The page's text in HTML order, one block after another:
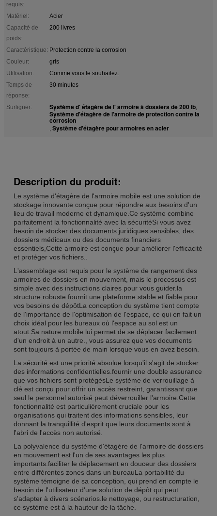
requis:
Matériel:
Acier
Capacité de
poids:
200 livres
Caractéristique: Protection contre la corrosion
Couleur:
gris
Utilisation:
Comme vous le souhaitez.
Temps de
réponse:
30 minutes
Surligner: Système d' étagère de l' armoire à dossiers de 200 lb,
Système d'étagère de l'armoire de protection contre la
corrosion
, Système d'étagère pour armoires en acier
Description du produit:
Le système d'étagère de l'armoire mobile est une solution de
stockage innovante conçue pour répondre aux besoins d'un
lieu de travail moderne et dynamique.Ce système combine
parfaitement la fonctionnalité avec la sécuritéSi vous avez
besoin de stocker des documents juridiques sensibles, des
dossiers médicaux ou des documents financiers
essentiels,Cette armoire est conçue pour améliorer l'efficacité
et protéger vos fichiers..
L'assemblage est requis pour le système de rangement des
armoires de dossiers en mouvement, mais le processus est
simple avec des instructions claires pour vous guider.la
structure robuste fournit une plateforme stable et fiable pour
vos besoins de dépôtLa conception du système tient compte
de l'importance de l'optimisation de l'espace, ce qui en fait un
choix idéal pour les bureaux où l'espace au sol est un
atout.Sa nature mobile lui permet de se déplacer facilement
d'un endroit à un autre., vous assurez que vos documents
sont toujours à portée de main lorsque vous en avez besoin.
La sécurité est une priorité absolue lorsqu'il s'agit de stocker
des informations confidentielles.fournir une double assurance
que vos fichiers sont protégésLe système de verrouillage à
clé est conçu pour offrir un accès restreint, garantissant que
seul le personnel autorisé peut déverrouiller l'armoire.Cette
fonctionnalité est particulièrement cruciale pour les
organisations qui traitent des informations sensibles, leur
donnant la tranquillité d'esprit que leurs documents sont à
l'abri de l'accès non autorisé.
La polyvalence du système d'étagère de l'armoire de dossiers
en mouvement est l'un de ses avantages les plus
importants.faciliter le déplacement en douceur des dossiers
entre différentes zones dans un bureauLa portabilité du
système témoigne de sa conception, qui prend en compte le
besoin de l'utilisateur d'une solution de dépôt qui peut
s'adapter à divers scénarios.le nettoyage, ou restructuration,
ce système est à la hauteur de la tâche.